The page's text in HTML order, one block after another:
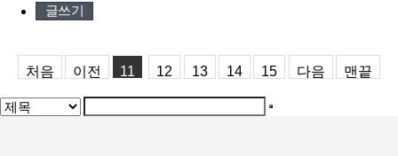
글쓰기
처음 이전 11 12 13 14 15 다음 맨끝